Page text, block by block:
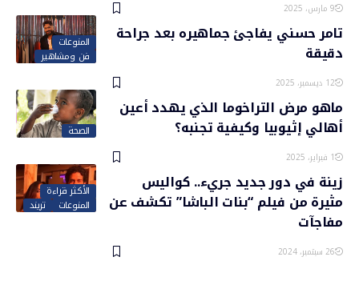
9 مارس، 2025
المنوعات
فن ومشاهير
تامر حسني يفاجئ جماهيره بعد جراحة
دقيقة
12 ديسمبر، 2025
الصحة
ماهو مرض التراخوما الذي يهدد أعين
أهالي إثيوبيا وكيفية تجنبه؟
1 فبراير، 2025
الأكثر قراءة
المنوعات
تريند
زينة في دور جديد جريء.. كواليس
مثيرة من فيلم “بنات الباشا” تكشف عن
مفاجآت
26 سبتمبر، 2024